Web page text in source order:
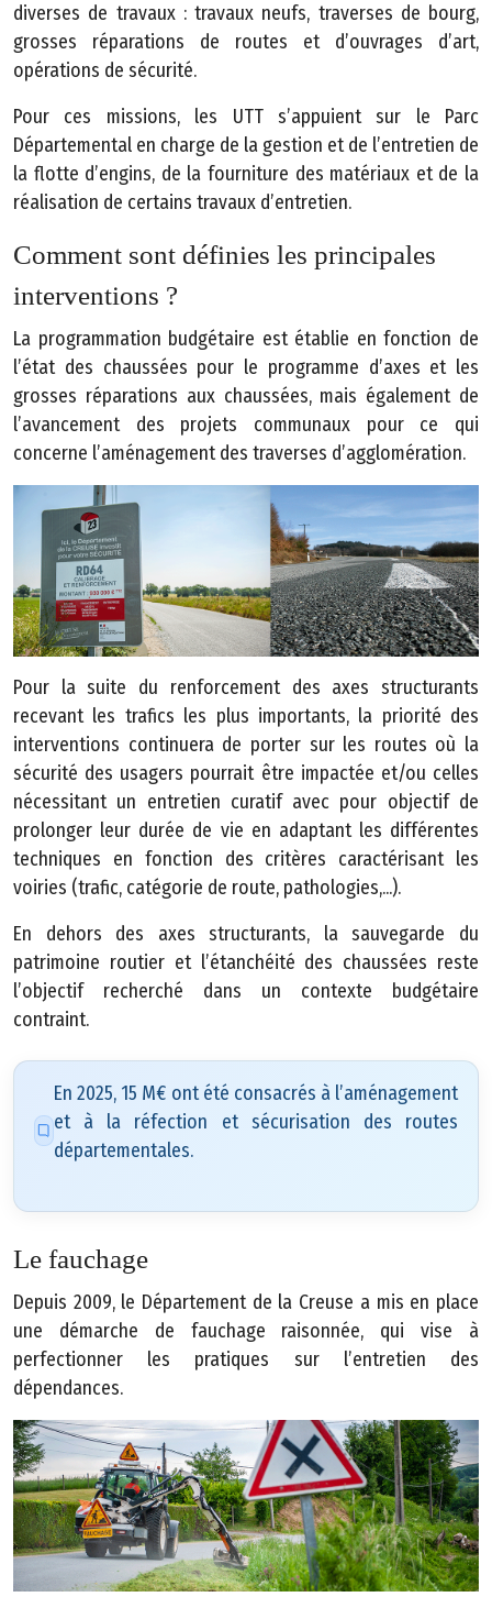
diverses de travaux : travaux neufs, traverses de bourg,
grosses réparations de routes et d’ouvrages d’art,
opérations de sécurité.
Pour ces missions, les UTT s’appuient sur le Parc
Départemental en charge de la gestion et de l’entretien de
la flotte d’engins, de la fourniture des matériaux et de la
réalisation de certains travaux d’entretien.
Comment sont définies les principales
interventions ?
La programmation budgétaire est établie en fonction de
l’état des chaussées pour le programme d’axes et les
grosses réparations aux chaussées, mais également de
l’avancement des projets communaux pour ce qui
concerne l’aménagement des traverses d’agglomération.
Pour la suite du renforcement des axes structurants
recevant les trafics les plus importants, la priorité des
interventions continuera de porter sur les routes où la
sécurité des usagers pourrait être impactée et/ou celles
nécessitant un entretien curatif avec pour objectif de
prolonger leur durée de vie en adaptant les différentes
techniques en fonction des critères caractérisant les
voiries (trafic, catégorie de route, pathologies,...).
En dehors des axes structurants, la sauvegarde du
patrimoine routier et l’étanchéité des chaussées reste
l’objectif recherché dans un contexte budgétaire
contraint.
En 2025, 15 M€ ont été consacrés à l’aménagement
et à la réfection et sécurisation des routes
départementales.
Le fauchage
Depuis 2009, le Département de la Creuse a mis en place
une démarche de fauchage raisonnée, qui vise à
perfectionner les pratiques sur l’entretien des
dépendances.
E
a
c
e
r
e
s
s
e
A
c
e
s
a
d
m
t
a
f
s
C
o
m
m
u
n
ic
a